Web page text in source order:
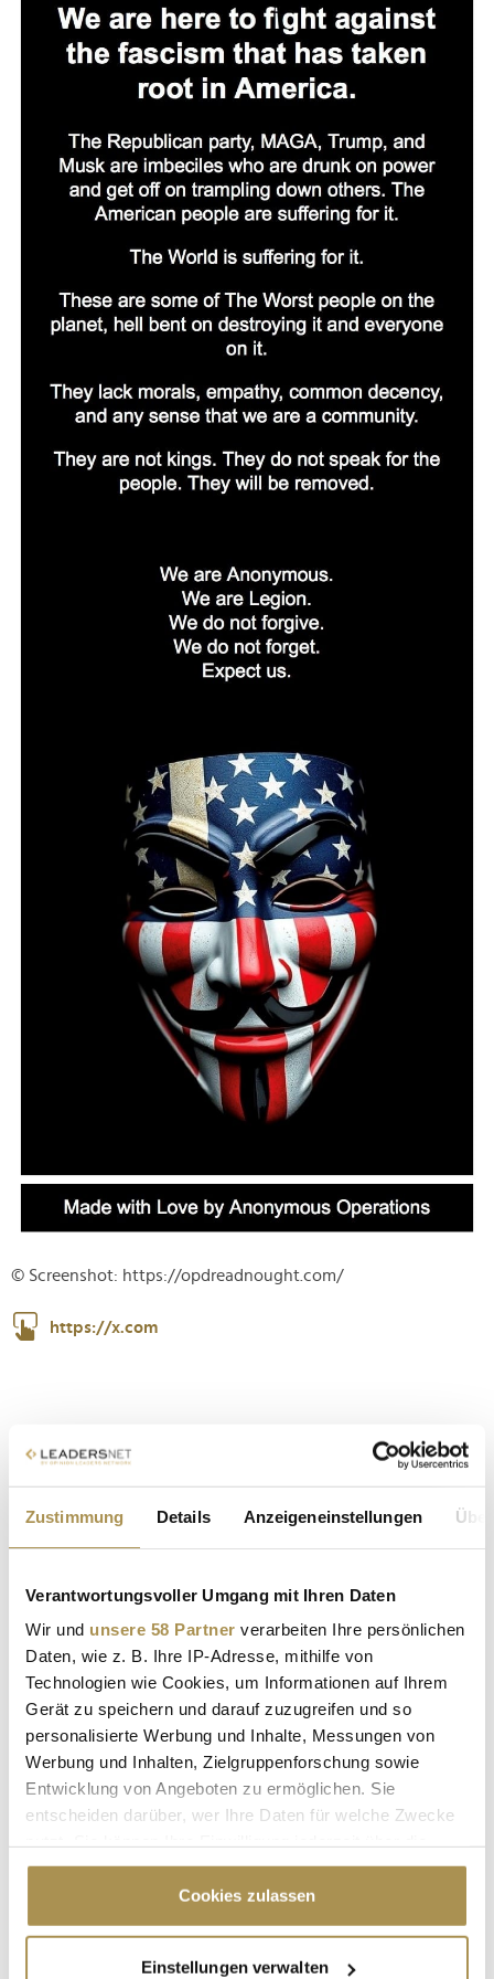
Zustimmung Details Anzeigeneinstellungen
Verantwortungsvoller Umgang mit Ihren Daten
Wir und unsere 58 Partner verarbeiten Ihre persönlichen
Daten, wie z. B. Ihre IP-Adresse, mithilfe von
Technologien wie Cookies, um Informationen auf Ihrem
Gerät zu speichern und darauf zuzugreifen und so
personalisierte Werbung und Inhalte, Messungen von
Werbung und Inhalten, Zielgruppenforschung sowie
Entwicklung von Angeboten zu ermöglichen. Sie
entscheiden darüber, wer Ihre Daten für welche Zwecke
Cookie-Erklärung oder durch Klicken auf das Privacy
Trigger Symbol ändern oder widerrufen
Cookies zulassen
Einstellungen verwalten
© Screenshot: https://opdreadnought.com/
https://x.com
CYBERANGRIFF ELON MUSK ANONYMOUS
DONALD TRUMP DOGE TESLA SPACEX
TWITTER
Kommentar veröffentlichen